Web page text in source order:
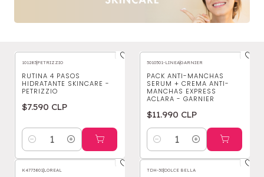
101283|PETRIZZIO
RUTINA 4 PASOS
HIDRATANTE SKINCARE -
PETRIZZIO
$7.590 CLP
Cantidad
5010501-LINEA|GARNIER
PACK ANTI-MANCHAS
SERUM + CREMA ANTI-
MANCHAS EXPRESS
ACLARA - GARNIER
$11.990 CLP
Cantidad
K4773801|LOREAL TDH-30|DOLCE BELLA